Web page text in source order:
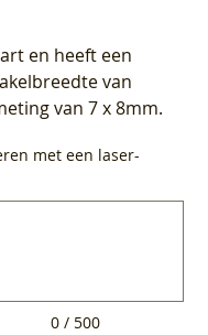
en heeft een
van
van 7 x 8mm.
met een laser-
0 / 500